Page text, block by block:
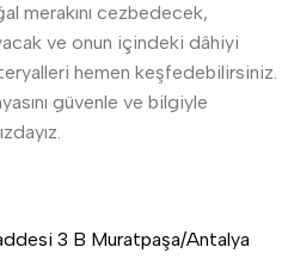
merakını cezbedecek,
ve onun içindeki dâhiyi
hemen keşfedebilirsiniz.
güvenle ve bilgiyle
3 B Muratpaşa/Antalya